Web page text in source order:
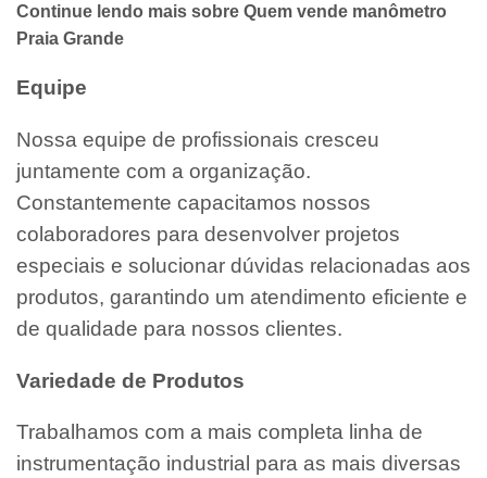
Continue lendo mais sobre Quem vende manômetro
Praia Grande
Equipe
Nossa equipe de profissionais cresceu
juntamente com a organização.
Constantemente capacitamos nossos
colaboradores para desenvolver projetos
especiais e solucionar dúvidas relacionadas aos
produtos, garantindo um atendimento eficiente e
de qualidade para nossos clientes.
Variedade de Produtos
Trabalhamos com a mais completa linha de
instrumentação industrial para as mais diversas